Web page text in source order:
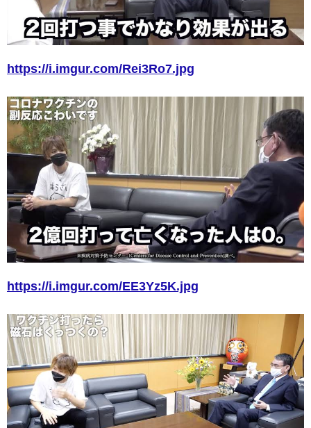
https://i.imgur.com/Rei3Ro7.jpg
https://i.imgur.com/EE3Yz5K.jpg